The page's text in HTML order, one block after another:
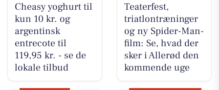
Cheasy yoghurt til
kun 10 kr. og
argentinsk
entrecote til
119,95 kr. - se de
lokale tilbud
Teaterfest,
triatlontræninger
og ny Spider-Man-
film: Se, hvad der
sker i Allerød den
kommende uge